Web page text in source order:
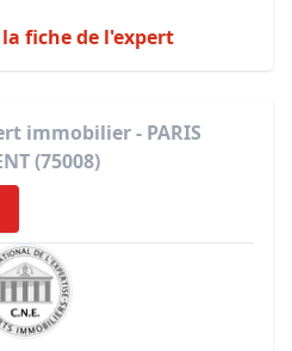
fiche de l'expert
immobilier - PARIS
(75008)